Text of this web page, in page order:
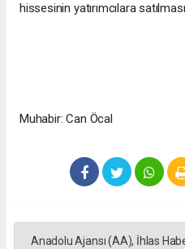
hissesinin yatırımcılara
Muhabir: Can Öcal
Anadolu Ajansı (AA), İhlas